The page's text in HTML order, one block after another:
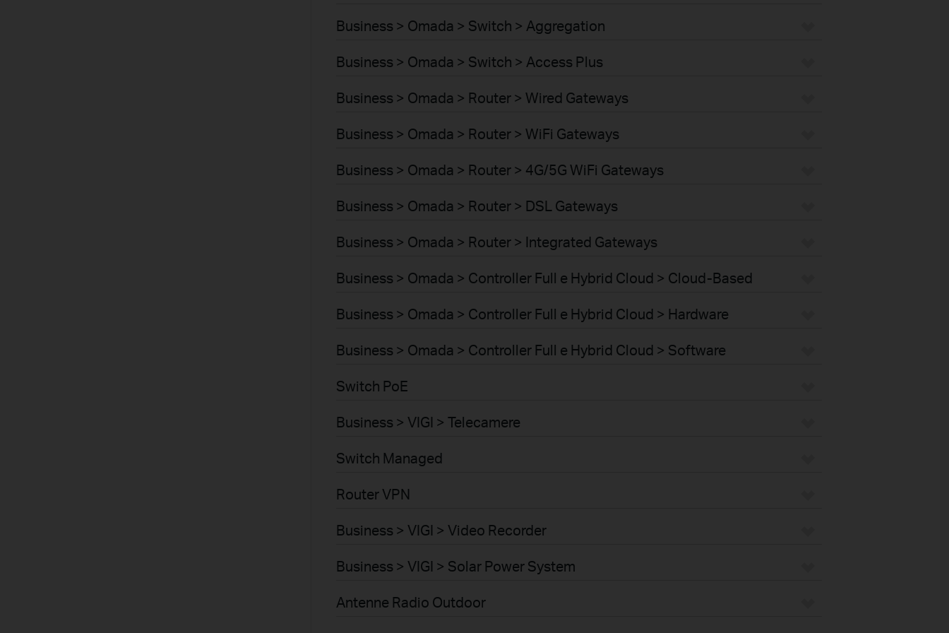
Business > Omada > Switch > Aggregation
Business > Omada > Switch > Access Plus
Business > Omada > Router > Wired Gateways
Business > Omada > Router > WiFi Gateways
Business > Omada > Router > 4G/5G WiFi Gateways
Business > Omada > Router > DSL Gateways
Business > Omada > Router > Integrated Gateways
Business > Omada > Controller Full e Hybrid Cloud > Cloud-Based
Business > Omada > Controller Full e Hybrid Cloud > Hardware
Business > Omada > Controller Full e Hybrid Cloud > Software
Switch PoE
Business > VIGI > Telecamere
Switch Managed
Router VPN
Business > VIGI > Video Recorder
Business > VIGI > Solar Power System
Antenne Radio Outdoor